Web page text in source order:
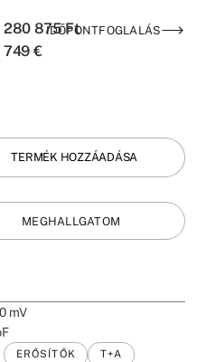
IDŐPONTFOGLALÁS
280 875Ft
749 €
TERMÉK HOZZÁADÁSA
MEGHALLGATOM
mV
ERŐSÍTŐK
T+A